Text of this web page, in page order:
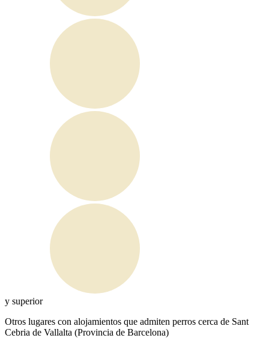
y superior
Otros lugares con alojamientos que admiten perros cerca de Sant
Cebria de Vallalta (Provincia de Barcelona)